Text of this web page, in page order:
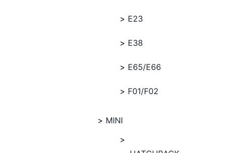
E23
E38
E65/E66
F01/F02
MINI